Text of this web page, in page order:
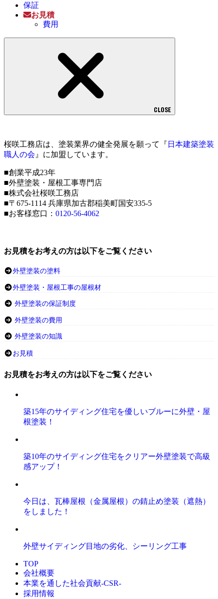
保証
お見積
費用
CLOSE
桜咲工務店は、塗装業界の健全発展を願って『 日本建築塗装
職人の会 』に加盟しています。
■創業平成23年
■外壁塗装・屋根工事専門店
■株式会社桜咲工務店
■〒675-1114 兵庫県加古郡稲美町国安335-5
■お客様窓口： 0120-56-4062
お見積をお考えの方は以下をご覧ください
外壁塗装の塗料
外壁塗装・屋根工事の屋根材
外壁塗装の保証制度
外壁塗装の費用
外壁塗装の知識
お見積
お見積をお考えの方は以下をご覧ください
築15年のサイディング住宅を優しいブルーに外壁・屋
根塗装！
築10年のサイディング住宅をクリアー外壁塗装で高級
感アップ！
今日は、瓦棒屋根（金属屋根）の錆止め塗装（遮熱）
をしました！
外壁サイディング目地の劣化、シーリング工事
TOP
会社概要
本業を通した社会貢献-CSR-
採用情報